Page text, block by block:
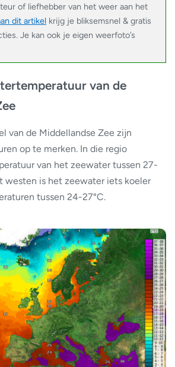
of liefhebber van het weer aan het
dit artikel krijg je bliksemsnel & gratis
Je kan ook je eigen weerfoto’s
van de
van de Middellandse Zee zijn
op te merken. In die regio
van het zeewater tussen 27-
westen is het zeewater iets koeler
tussen 24-27°C.